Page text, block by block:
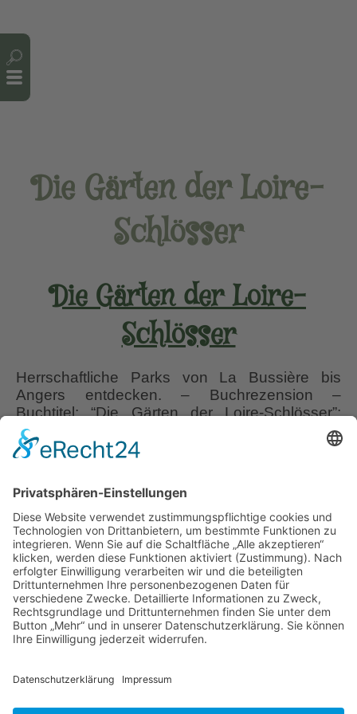
Die Gärten der Loire-
Schlösser
Die Gärten der Loire-
Schlösser
Herrschaftliche Parks von La Bussière bis
Angers entdecken. – Buchrezension –
Buchtitel: “Die Gärten der Loire-Schlösser”;
Autorin: Barbara de Nicolaÿ; Fotograf: Hervé
Lenain; großer opulenter Bildband; 224 Seiten;
Schlösser und ihre Gärten entlang der Loire
stehen eigentlich schon sehr lange auf meinem
Reise-Wunschzettel.…Die
Gärten
der
Loire-
Schlösser
Liebe Leser! Ihr könnt euch per E-Mail
informieren lassen, wenn neue Artikel auf
Wurzerlsgarten erscheinen.Folgt dafür einfach
diesem Link und gebt dort eure E-Mailadresse
18. Januar 2022